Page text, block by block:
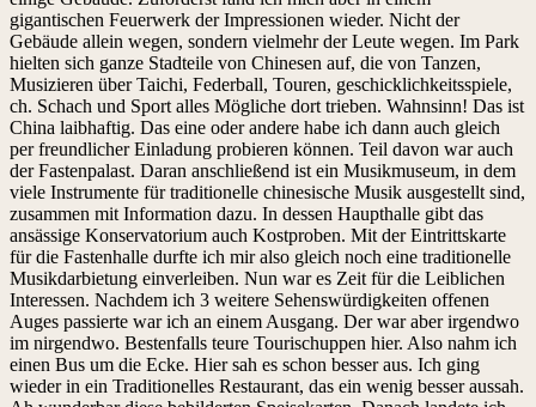
gigantischen Feuerwerk der Impressionen wieder. Nicht der
Gebäude allein wegen, sondern vielmehr der Leute wegen. Im Park
hielten sich ganze Stadteile von Chinesen auf, die von Tanzen,
Musizieren über Taichi, Federball, Touren, geschicklichkeitsspiele,
ch. Schach und Sport alles Mögliche dort trieben. Wahnsinn! Das ist
China laibhaftig. Das eine oder andere habe ich dann auch gleich
per freundlicher Einladung probieren können. Teil davon war auch
der Fastenpalast. Daran anschließend ist ein Musikmuseum, in dem
viele Instrumente für traditionelle chinesische Musik ausgestellt sind,
zusammen mit Information dazu. In dessen Haupthalle gibt das
ansässige Konservatorium auch Kostproben. Mit der Eintrittskarte
für die Fastenhalle durfte ich mir also gleich noch eine traditionelle
Musikdarbietung einverleiben. Nun war es Zeit für die Leiblichen
Interessen. Nachdem ich 3 weitere Sehenswürdigkeiten offenen
Auges passierte war ich an einem Ausgang. Der war aber irgendwo
im nirgendwo. Bestenfalls teure Tourischuppen hier. Also nahm ich
einen Bus um die Ecke. Hier sah es schon besser aus. Ich ging
wieder in ein Traditionelles Restaurant, das ein wenig besser aussah.